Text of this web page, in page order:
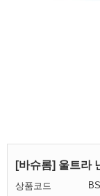
[바슈롬] 울트라
상품코드